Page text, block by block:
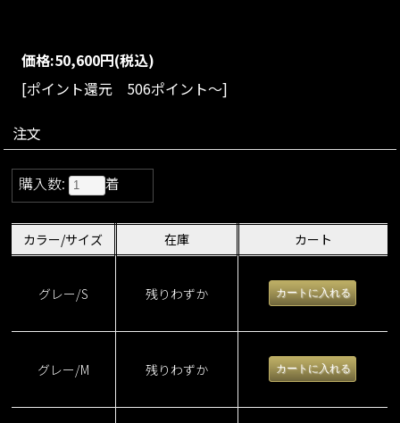
ーツ観戦などにも最適でございます。
飽きることなくお楽しみいただける大人のコートに仕上がりま
した。
VARIATION
size：S/M/L color：ブラック/グレー
価格:50,600円(税込)
[ポイント還元 506ポイント～]
注文
購入数: 着
カラー/サイズ 在庫 カート
グレー/S 残りわずか
グレー/M 残りわずか